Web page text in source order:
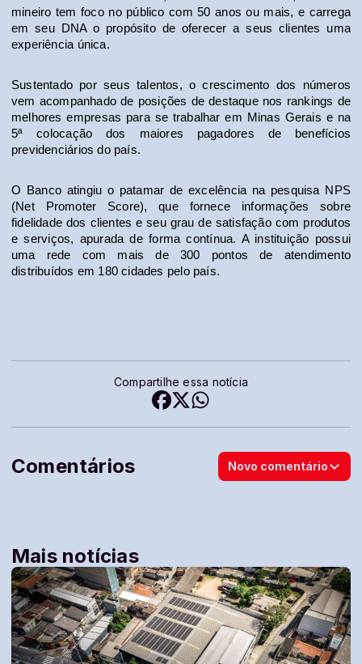
mineiro tem foco no público com 50 anos ou mais, e carrega
em seu DNA o propósito de oferecer a seus clientes uma
experiência única.
Sustentado por seus talentos, o crescimento dos números
vem acompanhado de posições de destaque nos rankings de
melhores empresas para se trabalhar em Minas Gerais e na
5ª colocação dos maiores pagadores de benefícios
previdenciários do país.
O Banco atingiu o patamar de excelência na pesquisa NPS
(Net Promoter Score), que fornece informações sobre
fidelidade dos clientes e seu grau de satisfação com produtos
e serviços, apurada de forma contínua. A instituição possui
uma rede com mais de 300 pontos de atendimento
distribuídos em 180 cidades pelo país.
Compartilhe essa notícia
Comentários Novo comentário
Mais notícias